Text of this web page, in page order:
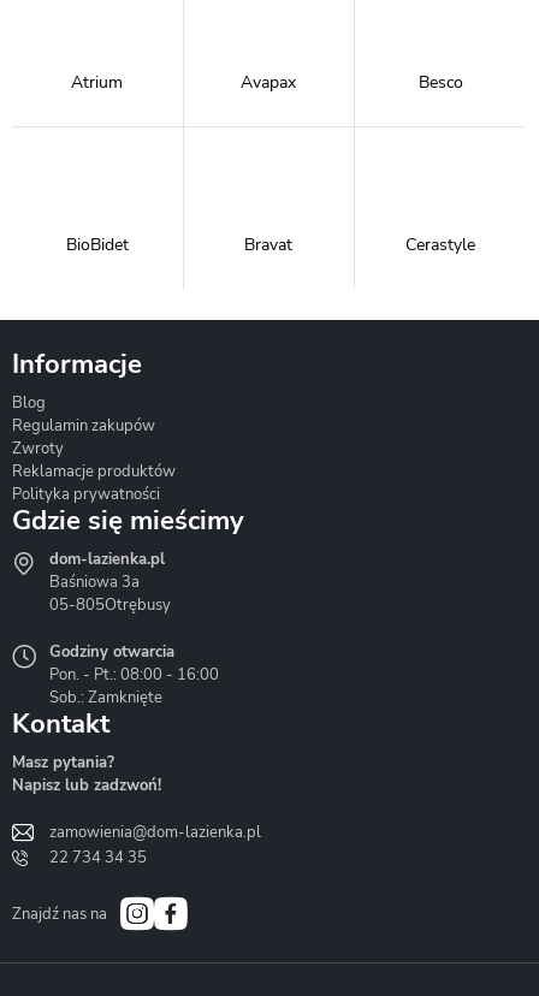
Atrium Avapax Besco
BioBidet Bravat Cerastyle
Hydrostop
Liveno
Bath&Spa
Informacje
Blog
Regulamin zakupów
Zwroty
Reklamacje produktów
Polityka prywatności
Gdzie się mieścimy
dom-lazienka.pl
Baśniowa 3a
05-805Otrębusy
Godziny otwarcia
Pon. - Pt.: 08:00 - 16:00
Sob.: Zamknięte
Kontakt
Masz pytania?
Napisz lub zadzwoń!
zamowienia@dom-lazienka.pl
22 734 34 35
Znajdź nas na